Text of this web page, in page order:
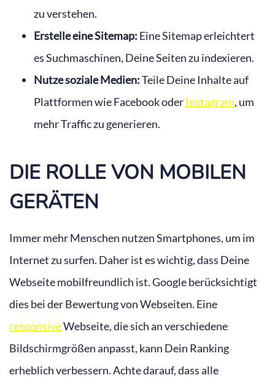
zu verstehen.
Erstelle eine Sitemap: Eine Sitemap erleichtert
es Suchmaschinen, Deine Seiten zu indexieren.
Nutze soziale Medien:Teile Deine Inhalte auf
Plattformen wie Facebook oderInstagram, um
mehr Traffic zu generieren.
DIE ROLLE VON MOBILEN
GERÄTEN
Immer mehr Menschen nutzen Smartphones, um im
Internet zu surfen. Daher ist es wichtig, dass Deine
Webseite mobilfreundlich ist. Google berücksichtigt
dies bei der Bewertung von Webseiten. Eine
responsiveWebseite, die sich an verschiedene
Bildschirmgrößen anpasst, kann Dein Ranking
erheblich verbessern. Achte darauf, dass alle